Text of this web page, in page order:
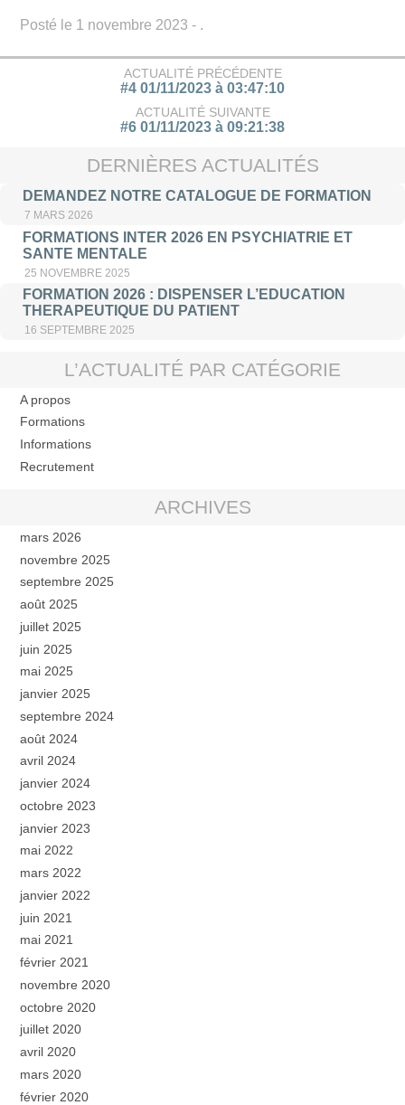
Posté le 1 novembre 2023 - .
ACTUALITÉ PRÉCÉDENTE
#4 01/11/2023 à 03:47:10
ACTUALITÉ SUIVANTE
#6 01/11/2023 à 09:21:38
DERNIÈRES ACTUALITÉS
DEMANDEZ NOTRE CATALOGUE DE FORMATION
7 MARS 2026
FORMATIONS INTER 2026 EN PSYCHIATRIE ET
SANTE MENTALE
25 NOVEMBRE 2025
FORMATION 2026 : DISPENSER L’EDUCATION
THERAPEUTIQUE DU PATIENT
16 SEPTEMBRE 2025
L’ACTUALITÉ PAR CATÉGORIE
A propos
Formations
Informations
Recrutement
ARCHIVES
mars 2026
novembre 2025
septembre 2025
août 2025
juillet 2025
juin 2025
mai 2025
janvier 2025
septembre 2024
août 2024
avril 2024
janvier 2024
octobre 2023
janvier 2023
mai 2022
mars 2022
janvier 2022
juin 2021
mai 2021
février 2021
novembre 2020
octobre 2020
juillet 2020
avril 2020
mars 2020
février 2020